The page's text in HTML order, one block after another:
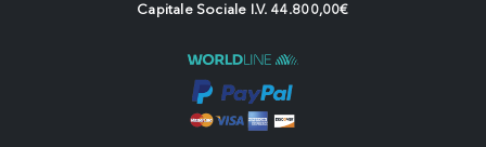
Capitale Sociale I.V. 44.800,00€